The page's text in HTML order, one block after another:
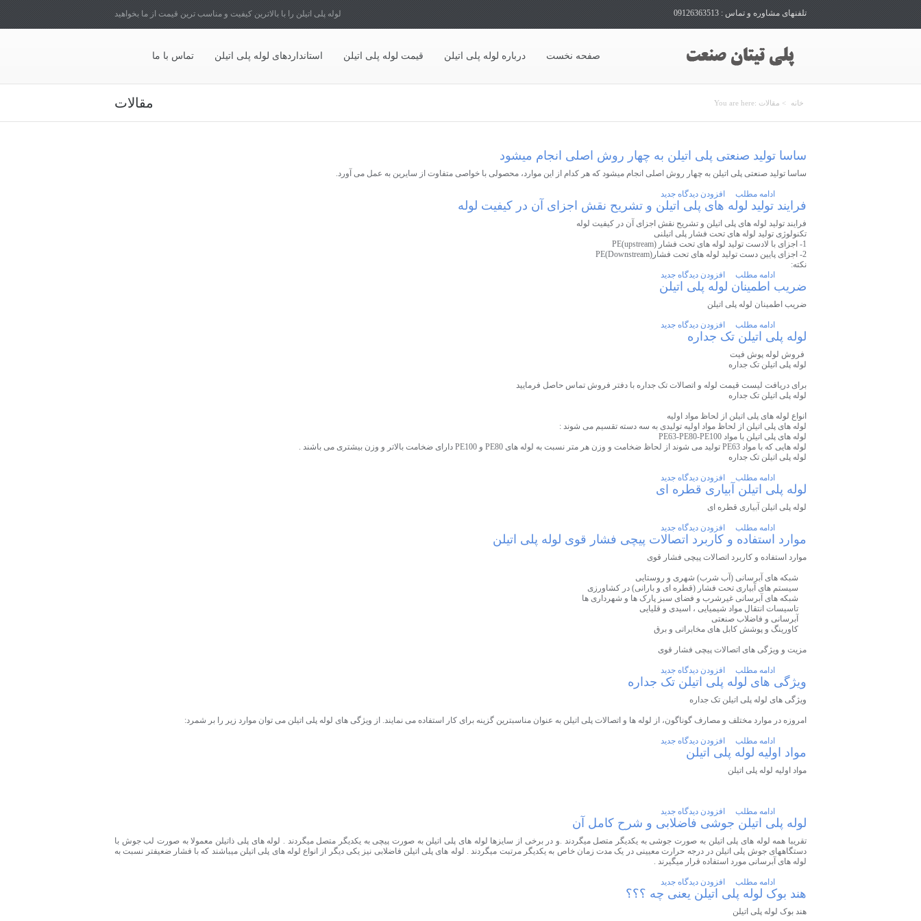
لوله پلی اتیلن را با بالاترین کیفیت و مناسب ترین قیمت از ما بخواهید تلفنهای مشاوره و تماس : 09126363513
صفحه نخست درباره لوله پلی اتیلن قیمت لوله پلی اتیلن استانداردهای لوله پلی اتیلن تماس با ما
You are here: خانه > مقالات مقالات
ساسا تولید صنعتی پلی اتیلن به چهار روش اصلی انجام میشود
ساسا تولید صنعتی پلی اتیلن به چهار روش اصلی انجام میشود که هر کدام از این موارد، محصولی با خواصی متفاوت از سایرین به عمل می آورد.
ادامه مطلب افزودن دیدگاه جدید
فرایند تولید لوله های پلی اتیلن و تشریح نقش اجزای آن در کیفیت لوله
فرایند تولید لوله های پلی اتیلن و تشریح نقش اجزای آن در کیفیت لوله
تکنولوژی تولید لوله های تحت فشار پلی اتیلنی
1- اجزای با لادست تولید لوله های تحت فشار (upstream)PE
2- اجزای پایین دست تولید لوله های تحت فشار(Downstream)PE
نکته:
ادامه مطلب
افزودن دیدگاه جدید
ضریب اطمینان لوله پلی اتیلن
ضریب اطمینان لوله پلی اتیلن
ادامه مطلب افزودن دیدگاه جدید
لوله پلی اتیلن تک جداره
فروش لوله پوش فیت
لوله پلی اتیلن تک جداره
برای دریافت لیست قیمت لوله و اتصالات تک جداره با دفتر فروش تماس حاصل فرمایید
لوله پلی اتیلن تک جداره
انواع لوله های پلی اتیلن از لحاظ مواد اولیه
لوله های پلی اتیلن از لحاظ مواد اولیه تولیدی به سه دسته تقسیم می شوند :
لوله های پلی اتیلن با مواد PE63-PE80-PE100
لوله هایی که با مواد PE63 تولید می شوند از لحاظ ضخامت و وزن هر متر نسبت به لوله های PE80 و PE100 دارای ضخامت بالاتر و وزن بیشتری می باشند .
لوله پلی اتیلن تک جداره
ادامه مطلب افزودن دیدگاه جدید
لوله پلی اتیلن آبیاری قطره ای
لوله پلی اتیلن آبیاری قطره ای
ادامه مطلب افزودن دیدگاه جدید
موارد استفاده و کاربرد اتصالات پیچی فشار قوی لوله پلی اتیلن
موارد استفاده و کاربرد اتصالات پیچی فشار قوی
شبکه های آبرسانی (آب شرب) شهری و روستایی
سیستم های آبیاری تحت فشار (قطره ای و بارانی) در کشاورزی
شبکه های آبرسانی غیرشرب و فضای سبز پارک ها و شهرداری ها
تاسیسات انتقال مواد شیمیایی ، اسیدی و قلیایی
آبرسانی و فاضلاب صنعتی
کاورینگ و پوشش کابل های مخابراتی و برق
مزیت و ویژگی های اتصالات پیچی فشار قوی
ادامه مطلب افزودن دیدگاه جدید
ویژگی های لوله پلی اتیلن تک جداره
ویژگی های لوله پلی اتیلن تک جداره
امروزه در موارد مختلف و مصارف گوناگون، از لوله ها و اتصالات پلی اتیلن به عنوان مناسبترین گزینه برای کار استفاده می نمایند. از ویژگی های لوله پلی اتیلن می توان موارد زیر را بر شمرد:
ادامه مطلب افزودن دیدگاه جدید
مواد اولیه لوله پلی اتیلن
مواد اولیه لوله پلی اتیلن
ادامه مطلب افزودن دیدگاه جدید
لوله پلی اتیلن جوشی فاضلابی و شرح کامل آن
تقریبا همه لوله های پلی اتیلن به صورت جوشی به یکدیگر متصل میگردند .و در برخی از سایزها لوله های پلی اتیلن به صورت پیچی به یکدیگر متصل میگردند . لوله های پلی ذاتیلن معمولا به صورت لب جوش با
دستگاههای جوش پلی اتیلن در درجه حرارت معیینی در یک مدت زمان خاص به یکدیگر مرتبت میگردند . لوله های پلی اتیلن فاضلابی نیز یکی دیگر از انواع لوله های پلی اتیلن میباشند که با فشار ضعیفتر نسبت به
لوله های آبرسانی مورد استفاده قرار میگیرند .
ادامه مطلب افزودن دیدگاه جدید
هند بوک لوله پلی اتیلن یعنی چه ؟؟؟
هند بوک لوله پلی اتیلن